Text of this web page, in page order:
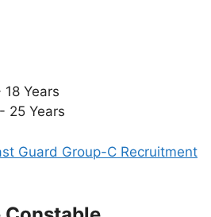
Years
25 Years
Guard Group-C Recruitment